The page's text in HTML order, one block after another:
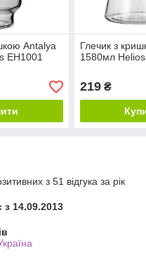
Antalya
EH1001
Глечик з
1580мл
219₴
з 51 відгука за рік
14.09.2013